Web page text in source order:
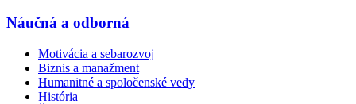
Náučná a odborná
Motivácia a sebarozvoj
Biznis a manažment
Humanitné a spoločenské vedy
História